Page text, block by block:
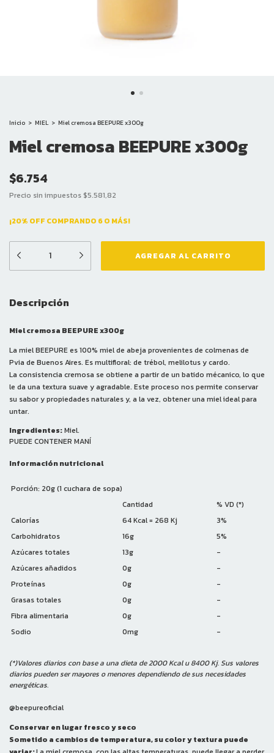
Inicio > MIEL > Miel cremosa BEEPURE x300g
Miel cremosa BEEPURE x300g
$6.754
Precio sin impuestos $5.581,82
¡20% OFF COMPRANDO 6 O MÁS!
Descripción
Miel cremosa BEEPURE x300g
La miel BEEPURE es 100% miel de abeja provenientes de colmenas de
Pvia de Buenos Aires. Es multifloral: de trébol, melilotus y cardo.
La consistencia cremosa se obtiene a partir de un batido mécanico, lo que
le da una textura suave y agradable. Este proceso nos permite conservar
su sabor y propiedades naturales y, a la vez, obtener una miel ideal para
untar.
Ingredientes:Miel.
PUEDE CONTENER MANÍ
Información nutricional
Porción: 20g (1 cuchara de sopa)
Cantidad
% VD (*)
Calorías
64 Kcal = 268 Kj
3%
Carbohidratos
16g
5%
Azúcares totales
13g
-
Azúcares añadidos
0g
-
Proteínas
0g
-
Grasas totales
0g
-
Fibra alimentaria
0g
-
Sodio
0mg -
(*)Valores diarios con base a una dieta de 2000 Kcal u 8400 Kj. Sus valores
diarios pueden ser mayores o menores dependiendo de sus necesidades
energéticas.
@beepureoficial
Conservar en lugar fresco y seco
Sometido a cambios de temperatura, su color y textura puede